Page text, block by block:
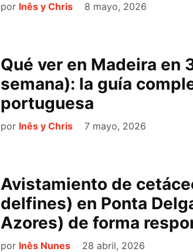
por Inês y Chris 8 mayo, 2026
Qué ver en Madeira en
semana): la guía
portuguesa
por Inês y Chris 7 mayo, 2026
Avistamiento de
delfines) en Ponta
Azores) de forma
por Inês Nunes 28 abril, 2026